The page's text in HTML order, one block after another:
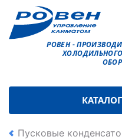
РОВЕН -
Пусковые